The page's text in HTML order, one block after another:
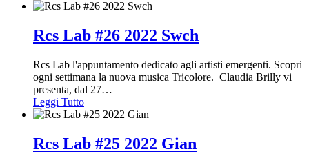
Rcs Lab #26 2022 Swch
Rcs Lab l'appuntamento dedicato agli artisti emergenti. Scopri
ogni settimana la nuova musica Tricolore. Claudia Brilly vi
presenta, dal 27…
Leggi Tutto
Rcs Lab #25 2022 Gian